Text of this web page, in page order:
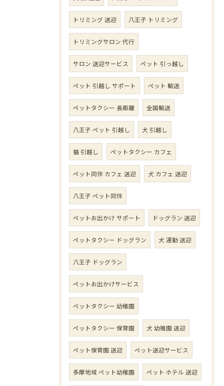
トリミング 送迎 八王子 トリミング
トリミングサロン 代行
サロン 送迎サービス ペット 引っ越し
ペット 引越し サポート ペット 輸送
ペットタクシー 長距離 全国輸送
八王子 ペット 引越し 犬 引越し
猫 引越し ペットタクシー カフェ
ペット同伴 カフェ 送迎 犬 カフェ 送迎
八王子 ペット同伴
ペットお出かけ サポート ドッグラン 送迎
ペットタクシー ドッグラン 犬 運動 送迎
八王子 ドッグラン
ペットお出かけサービス
ペットタクシー 幼稚園
ペットタクシー 保育園 犬 幼稚園 送迎
ペット保育園 送迎 ペット送迎サービス
多摩地域 ペット幼稚園 ペット ホテル 送迎